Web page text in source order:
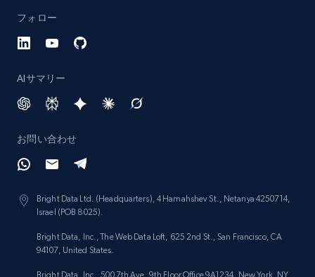
URL, Title, Rating, Reviews, Initial price, Final
Lazada - Products - Discover products by
seller URL
price, Currency, Stock, and more.
991+ 165+ 今すぐ始める
フォロー
AIサマリー
お問い合わせ
Bright Data Ltd. (Headquarters), 4 Hamahshev St., Netanya 4250714,
Israel (POB 8025).
Bright Data, Inc., The Web Data Loft, 625 2nd St., San Francisco, CA
94107, United States.
Bright Data, Inc., 500 7th Ave, 9th Floor Office 9A1234, New York, NY